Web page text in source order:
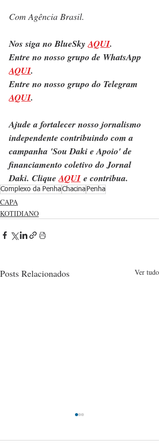
Com Agência Brasil.
Nos siga no BlueSky AQUI.
Entre no nosso grupo de WhatsApp
AQUI.
Entre no nosso grupo do Telegram
AQUI.
Ajude a fortalecer nosso jornalismo
independente contribuindo com a
campanha 'Sou Daki e Apoio' de
financiamento coletivo do Jornal
Daki. Clique AQUI e contribua.
Complexo da PenhaChacina Penha
CAPA
KOTIDIANO
Posts Relacionados Ver tudo